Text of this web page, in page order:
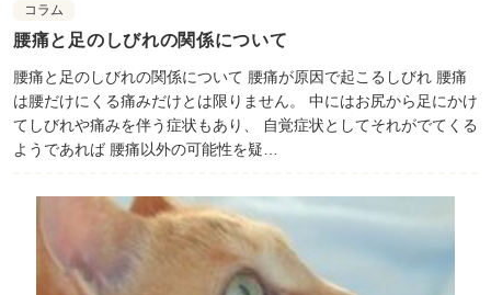
コラム
腰痛と足のしびれの関係について
腰痛と足のしびれの関係について 腰痛が原因で起こるしびれ 腰痛
は腰だけにくる痛みだけとは限りません。 中にはお尻から足にかけ
てしびれや痛みを伴う症状もあり、 自覚症状としてそれがでてくる
ようであれば 腰痛以外の可能性を疑…